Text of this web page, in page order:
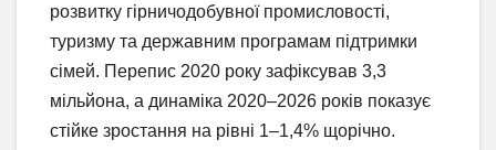
розвитку гірничодобувної промисловості,
туризму та державним програмам підтримки
сімей. Перепис 2020 року зафіксував 3,3
мільйона, а динаміка 2020–2026 років показує
стійке зростання на рівні 1–1,4% щорічно.